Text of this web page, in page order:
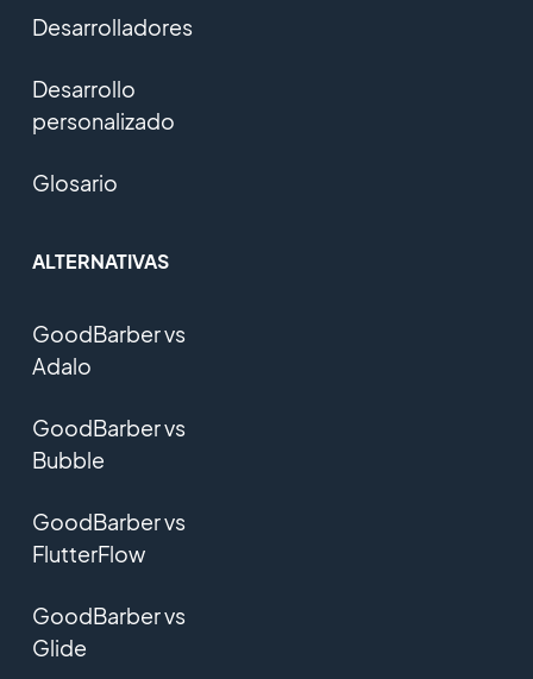
Desarrolladores
Desarrollo
personalizado
Glosario
ALTERNATIVAS
GoodBarber vs
Adalo
GoodBarber vs
Bubble
GoodBarber vs
FlutterFlow
GoodBarber vs
Glide